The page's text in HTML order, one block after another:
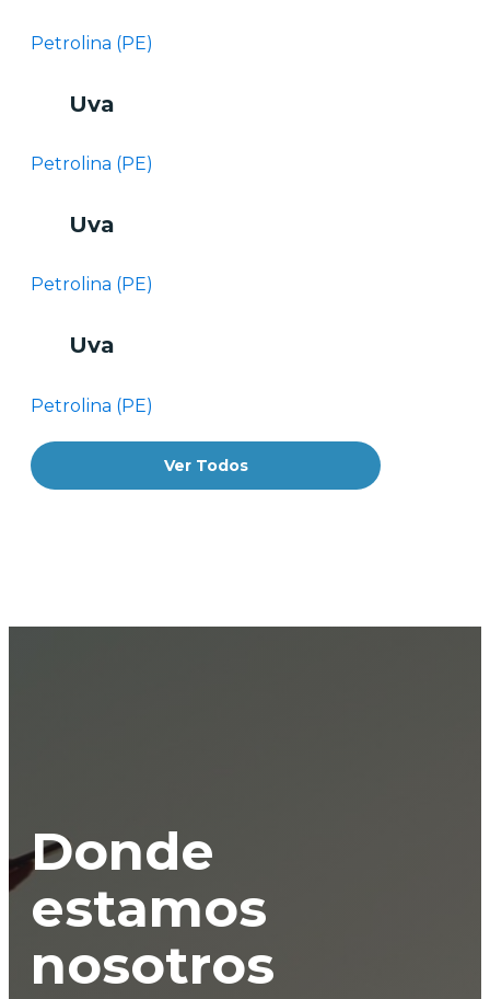
Petrolina (PE)
Uva
Petrolina (PE)
Uva
Petrolina (PE)
Uva
Petrolina (PE)
Ver Todos
Donde
estamos
nosotros